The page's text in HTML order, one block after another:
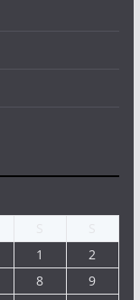
1
2
8
9